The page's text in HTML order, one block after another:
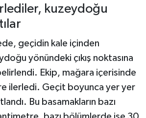
kuzeydoğu
geçidin kale içinden
yönündeki çıkış noktasına
Ekip, mağara içerisinde
ilerledi. Geçit boyunca yer yer
Bu basamakların bazı